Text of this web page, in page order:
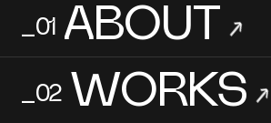
_01 ABOUT →
_02 WORKS→